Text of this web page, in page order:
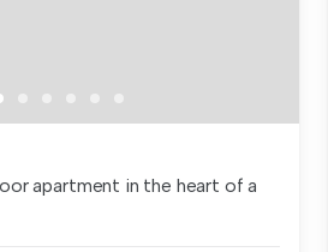
apartment in the heart of a